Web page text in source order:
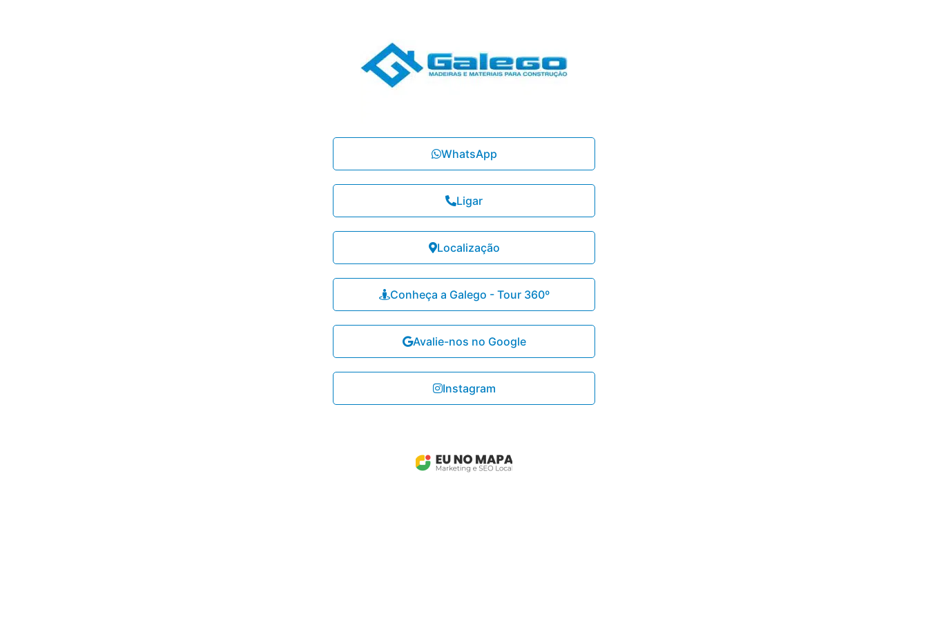
WhatsApp
Ligar
Localização
Conheça a Galego - Tour 360º
Avalie-nos no Google
Instagram